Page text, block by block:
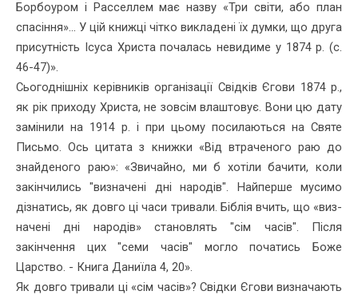
Борбоуром і Расселлем має назву «Три світи, або план
спасіння»... У цій книжці чітко викладені їх думки, що друга
присутність Ісуса Христа поча­лась невидиме у 1874 р. (с.
46-47)».
Сьогоднішніх керівників організації Свідків Єгови 1874 р.,
як рік приходу Христа, не зовсім влаштовує. Вони цю дату
замінили на 1914 р. і при цьому посилаються на Святе
Письмо. Ось цитата з книжки «Від втраченого раю до
знайденого раю»: «Звичайно, ми б хотіли бачити, коли
закінчились "визначені дні народів". Найперше мусимо
дізнатись, як довго ці часи тривали. Біблія вчить, що «виз­
начені дні народів» становлять "сім часів". Після
закінчення цих "семи часів" могло початись Боже
Царство. - Книга Даниїла 4, 20».
Як довго тривали ці «сім часів»? Свідки Єгови визначають